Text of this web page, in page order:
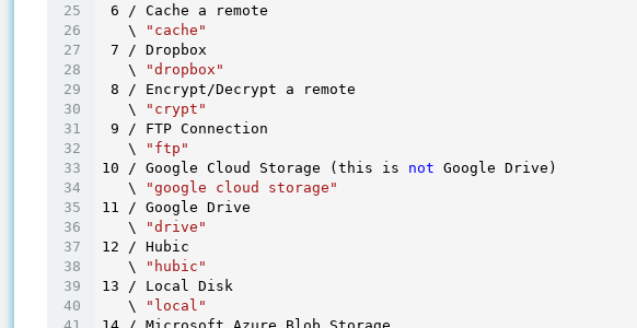
6 / Cache a remote
   \
"cache"
7 / Dropbox
   \
"dropbox"
8 / Encrypt/Decrypt a remote
   \
"crypt"
9 / FTP Connection
   \
"ftp"
10 / Google Cloud Storage (this is not Google Drive)
   \
"google cloud storage"
11
/ Google Drive
   \
"drive"
12 / Hubic
   \
"hubic"
13 / Local Disk
   \
"local"